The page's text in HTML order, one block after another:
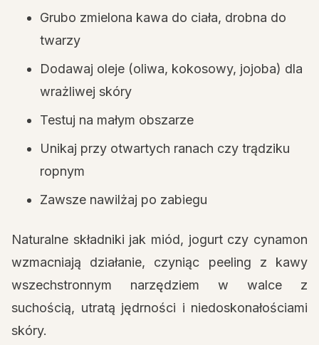
Grubo zmielona kawa do ciała, drobna do
twarzy
Dodawaj oleje (oliwa, kokosowy, jojoba) dla
wrażliwej skóry
Testuj na małym obszarze
Unikaj przy otwartych ranach czy trądziku
ropnym
Zawsze nawilżaj po zabiegu
Naturalne składniki jak miód, jogurt czy cynamon
wzmacniają działanie, czyniąc peeling z kawy
wszechstronnym narzędziem w walce z
suchością, utratą jędrności i niedoskonałościami
skóry.